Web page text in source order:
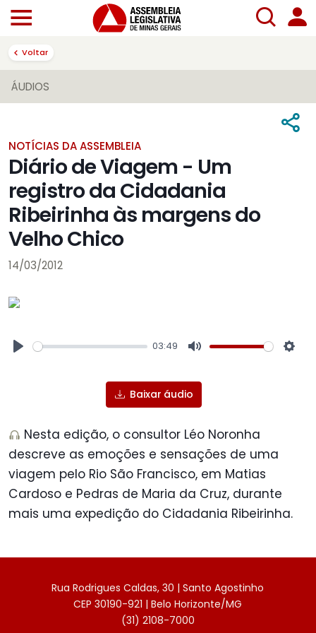
Voltar
ÁUDIOS
NOTÍCIAS DA ASSEMBLEIA
Diário de Viagem - Um
registro da Cidadania
Ribeirinha às margens do
Velho Chico
14/03/2012
03:49
Baixar áudio
Nesta edição, o consultor Léo Noronha
descreve as emoções e sensações de uma
viagem pelo Rio São Francisco, em Matias
Cardoso e Pedras de Maria da Cruz, durante
mais uma expedição do Cidadania Ribeirinha.
Rua Rodrigues Caldas, 30 | Santo Agostinho
CEP 30190-921 | Belo Horizonte/MG
(31) 2108-7000